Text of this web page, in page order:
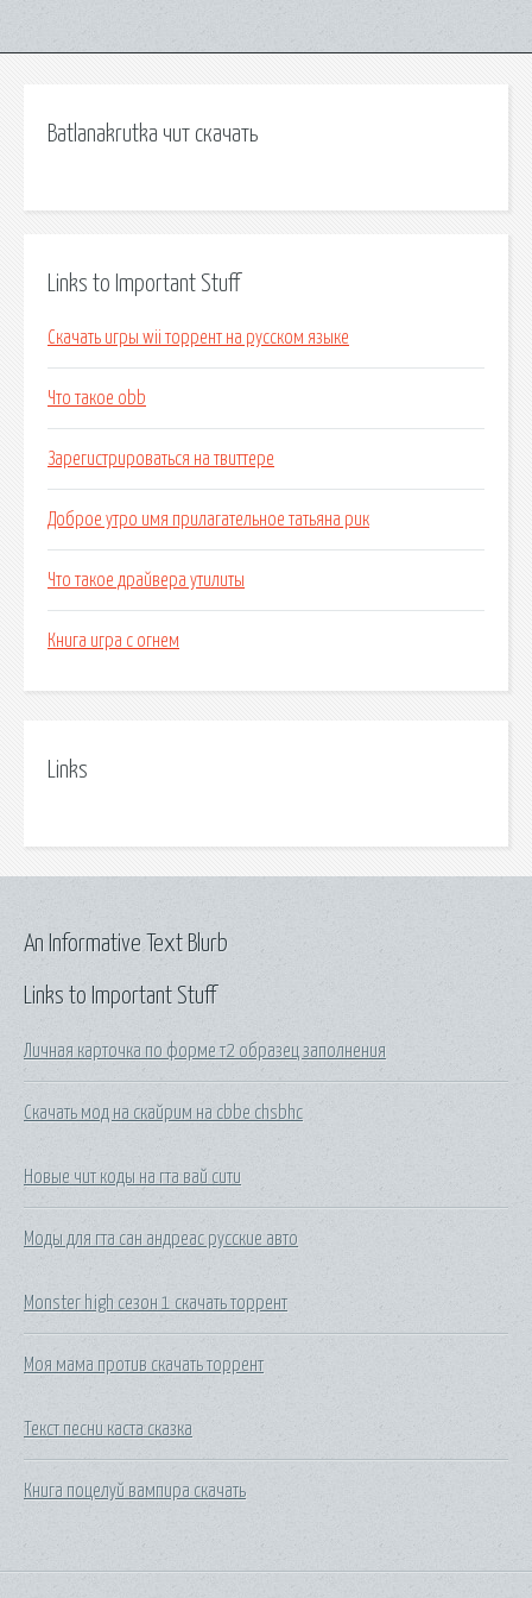
Batlanakrutka чит скачать
Links to Important Stuff
Скачать игры wii торрент на русском языке
Что такое obb
Зарегистрироваться на твиттере
Доброе утро имя прилагательное татьяна рик
Что такое драйвера утилиты
Книга игра с огнем
Links
Links to Important Stuff
Личная карточка по форме т2 образец заполнения
Скачать мод на скайрим на cbbe chsbhc
Новые чит коды на гта вай сити
Моды для гта сан андреас русские авто
Monster high сезон 1 скачать торрент
Моя мама против скачать торрент
Текст песни каста сказка
Книга поцелуй вампира скачать
An Informative Text Blurb